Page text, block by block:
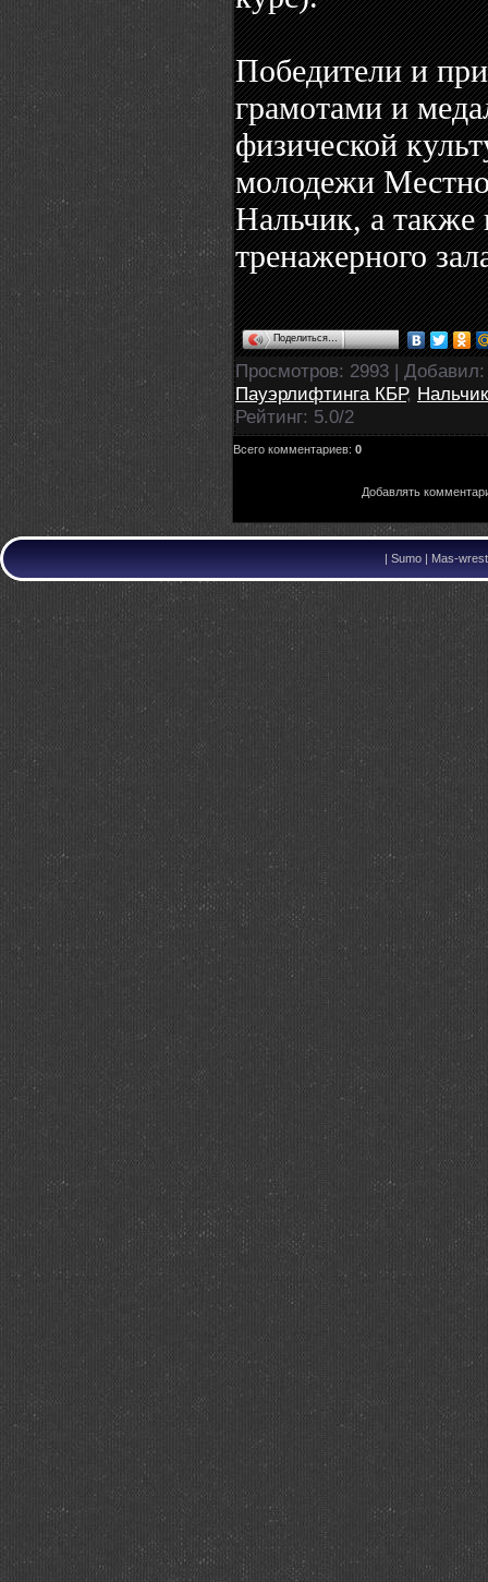
Победители и
грамотами и
физической
молодежи
Нальчик, а
тренажерного
Поделиться…
Просмотров: 2993 | Добавил
Пауэрлифтинга КБР,
Рейтинг: 5.0/2
Всего комментариев: 0
Добавлять
| Sumo | Mas-